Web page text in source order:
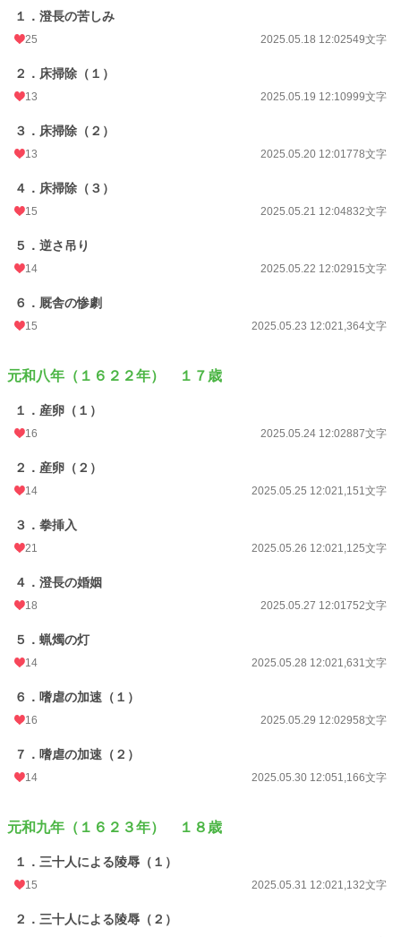
１．澄長の苦しみ
25 2025.05.18 12:02549文字
２．床掃除（１）
13 2025.05.19 12:10999文字
３．床掃除（２）
13 2025.05.20 12:01778文字
４．床掃除（３）
15 2025.05.21 12:04832文字
５．逆さ吊り
14 2025.05.22 12:02915文字
６．厩舎の惨劇
15 2025.05.23 12:021,364文字
元和八年（１６２２年） １７歳
１．産卵（１）
16 2025.05.24 12:02887文字
２．産卵（２）
14 2025.05.25 12:021,151文字
３．拳挿入
21 2025.05.26 12:021,125文字
４．澄長の婚姻
18 2025.05.27 12:01752文字
５．蝋燭の灯
14 2025.05.28 12:021,631文字
６．嗜虐の加速（１）
16 2025.05.29 12:02958文字
７．嗜虐の加速（２）
14 2025.05.30 12:051,166文字
元和九年（１６２３年） １８歳
１．三十人による陵辱（１）
15 2025.05.31 12:021,132文字
２．三十人による陵辱（２）